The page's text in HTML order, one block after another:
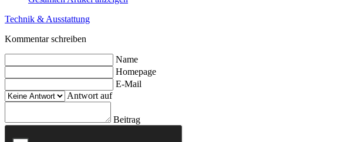
Technik & Ausstattung
Kommentar schreiben
Name
Homepage
E-Mail
Antwort auf
Beitrag